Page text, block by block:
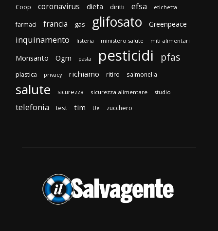
Coop coronavirus dieta diritti efsa etichetta
farmaci francia gas glifosato Greenpeace
inquinamento listeria ministero salute miti alimentari
Monsanto Ogm pasta pesticidi pfas
plastica privacy richiamo ritiro salmonella
salute sicurezza sicurezza alimentare studio
telefonia test tim Ue zucchero